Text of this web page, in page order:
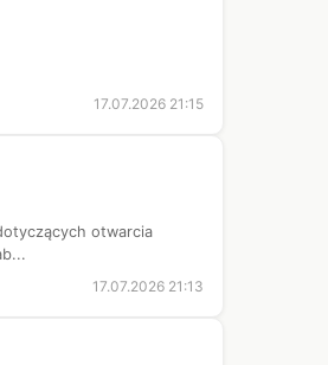
17.07.2026 21:15
otwarcia
17.07.2026 21:13